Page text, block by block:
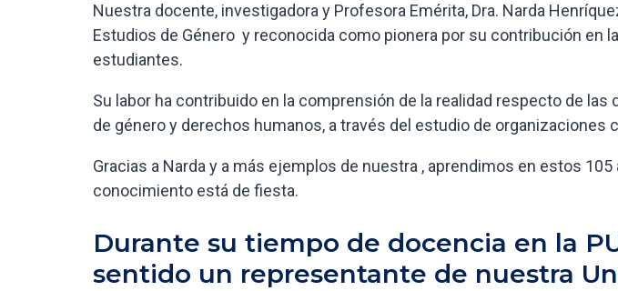
Nuestra docente, investigadora y Profesora Emérita, Dra. Narda
Estudios de Género y reconocida como pionera por su contribución en
estudiantes.
Su labor ha contribuido en la comprensión de la realidad respecto de
de género y derechos humanos, a través del estudio de
Gracias a Narda y a más ejemplos de nuestra , aprendimos en estos
conocimiento está de fiesta.
Durante su tiempo de docencia en la
sentido un representante de nuestra